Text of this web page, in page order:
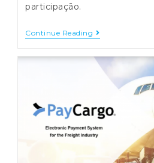
participação.
Continue Reading MAEIL
No
T&N
2018
Transporte